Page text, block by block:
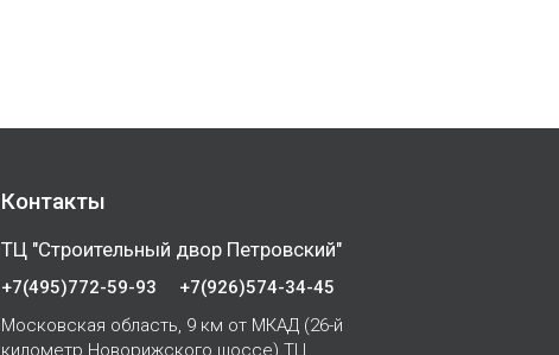
Контакты
ТЦ "Строительный двор Петровский"
+7(495)772-59-93
+7(926)574-34-45
Московская область, 9 км от МКАД (26-й
километр Новорижского шоссе) ТЦ